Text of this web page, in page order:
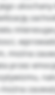
można
przez